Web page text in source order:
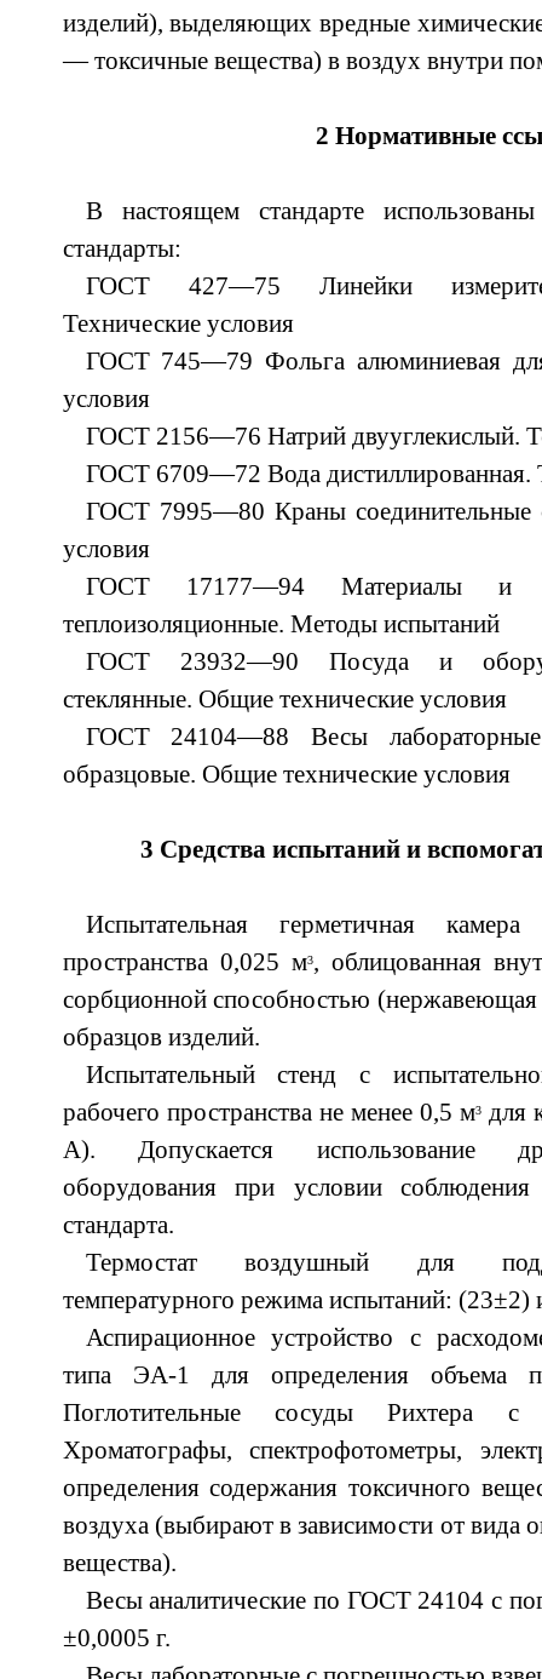
изделий), выделяющих вредные
— токсичные вещества) в воздух внутри
2 Нормативные
В настоящем стандарте
стандарты:
ГОСТ 427—75 Линейки
Технические условия
ГОСТ 745—79 Фольга алюминиевая
условия
ГОСТ 2156—76 Натрий двууглекислый.
ГОСТ 6709—72 Вода дистиллированная.
ГОСТ 7995—80 Краны соединительные
условия
ГОСТ 17177—94 Материалы и
теплоизоляционные. Методы испытаний
ГОСТ 23932—90 Посуда и
стеклянные. Общие технические условия
ГОСТ 24104—88 Весы
образцовые. Общие технические условия
3 Средства испытаний и
Испытательная герметичная
пространства 0,025 м3, облицованная
сорбционной способностью (нержавеющая
образцов изделий.
Испытательный стенд с
рабочего пространства не менее 0,5 м3для
А). Допускается использование
оборудования при условии соблюдения
стандарта.
Термостат воздушный для
температурного режима испытаний: (23±2)
Аспирационное устройство с
типа ЭА-1 для определения объема
Поглотительные сосуды Рихтера с
Хроматографы, спектрофотометры,
определения содержания токсичного
воздуха (выбирают в зависимости от вида
вещества).
Весы аналитические по ГОСТ 24104 с
±0,0005 г.